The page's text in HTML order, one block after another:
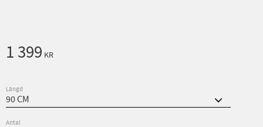
1 399 KR
Längd
Antal